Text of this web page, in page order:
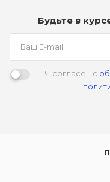
Будьте в
Я согласен с